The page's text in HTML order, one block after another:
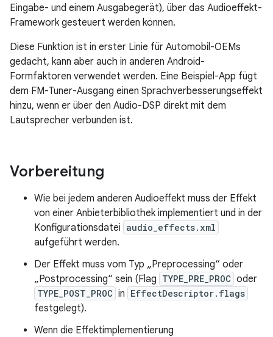
Eingabe- und einem Ausgabegerät), über das Audioeffekt-
Framework gesteuert werden können.
Diese Funktion ist in erster Linie für Automobil-OEMs
gedacht, kann aber auch in anderen Android-
Formfaktoren verwendet werden. Eine Beispiel-App fügt
dem FM-Tuner-Ausgang einen Sprachverbesserungseffekt
hinzu, wenn er über den Audio-DSP direkt mit dem
Lautsprecher verbunden ist.
Vorbereitung
Wie bei jedem anderen Audioeffekt muss der Effekt
von einer Anbieterbibliothek implementiert und in der
Konfigurationsdatei audio_effects.xml
aufgeführt werden.
Der Effekt muss vom Typ „Preprocessing“ oder
„Postprocessing“ sein (Flag TYPE_PRE_PROC oder
TYPE_POST_PROC in EffectDescriptor.flags
festgelegt).
Wenn die Effektimplementierung